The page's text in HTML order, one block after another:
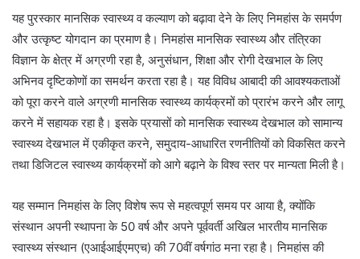
यह पुरस्कार मानसिक स्वास्थ्य व कल्याण को बढ़ावा देने के लिए निमहांस के समर्पण
और उत्कृष्ट योगदान का प्रमाण है। निमहांस मानसिक स्वास्थ्य और तंत्रिका
विज्ञान के क्षेत्र में अग्रणी रहा है, अनुसंधान, शिक्षा और रोगी देखभाल के लिए
अभिनव दृष्टिकोणों का समर्थन करता रहा है। यह विविध आबादी की आवश्‍यकताओं
को पूरा करने वाले अग्रणी मानसिक स्वास्थ्य कार्यक्रमों को प्रारंभ करने और लागू
करने में सहायक रहा है। इसके प्रयासों को मानसिक स्वास्थ्य देखभाल को सामान्य
स्वास्थ्य देखभाल में एकीकृत करने, समुदाय-आधारित रणनीतियों को विकसित करने
तथा डिजिटल स्वास्थ्य कार्यक्रमों को आगे बढ़ाने के विश्व स्तर पर मान्यता मिली है।
यह सम्मान निमहांस के लिए विशेष रूप से महत्वपूर्ण समय पर आया है, क्योंकि
संस्थान अपनी स्थापना के 50 वर्ष और अपने पूर्ववर्ती अखिल भारतीय मानसिक
स्वास्थ्य संस्थान (एआईआईएमएच) की 70वीं वर्षगांठ मना रहा है। निमहांस की